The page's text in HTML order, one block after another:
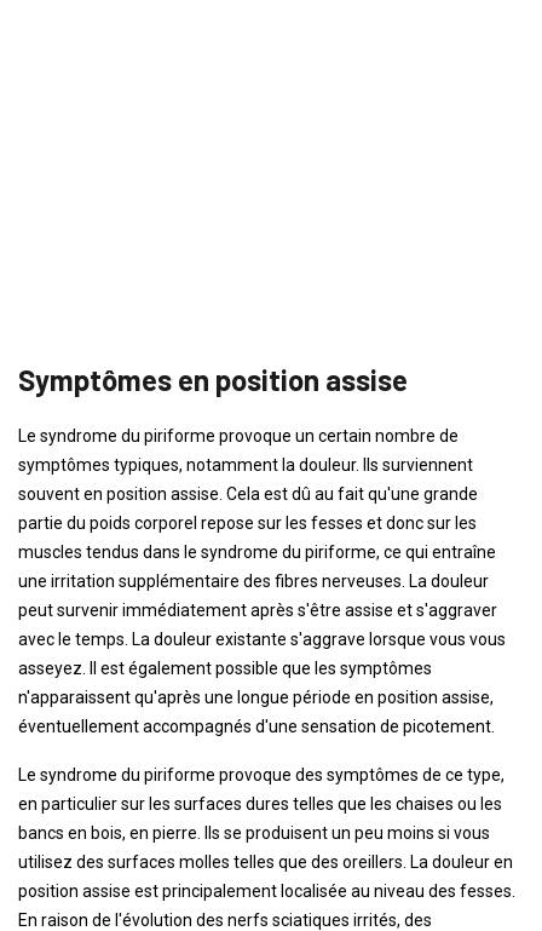
Symptômes en position assise
Le syndrome du piriforme provoque un certain nombre de
symptômes typiques, notamment la douleur. Ils surviennent
souvent en position assise. Cela est dû au fait qu'une grande
partie du poids corporel repose sur les fesses et donc sur les
muscles tendus dans le syndrome du piriforme, ce qui entraîne
une irritation supplémentaire des fibres nerveuses. La douleur
peut survenir immédiatement après s'être assise et s'aggraver
avec le temps. La douleur existante s'aggrave lorsque vous vous
asseyez. Il est également possible que les symptômes
n'apparaissent qu'après une longue période en position assise,
éventuellement accompagnés d'une sensation de picotement.
Le syndrome du piriforme provoque des symptômes de ce type,
en particulier sur les surfaces dures telles que les chaises ou les
bancs en bois, en pierre. Ils se produisent un peu moins si vous
utilisez des surfaces molles telles que des oreillers. La douleur en
position assise est principalement localisée au niveau des fesses.
En raison de l'évolution des nerfs sciatiques irrités, des